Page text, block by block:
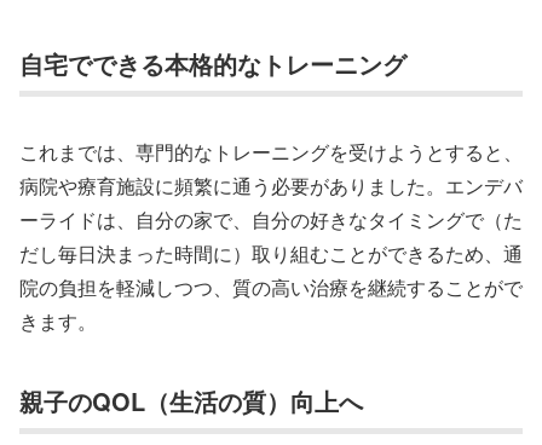
自宅でできる本格的なトレーニング
これまでは、専門的なトレーニングを受けようとすると、
病院や療育施設に頻繁に通う必要がありました。エンデバ
ーライドは、自分の家で、自分の好きなタイミングで（た
だし毎日決まった時間に）取り組むことができるため、通
院の負担を軽減しつつ、質の高い治療を継続することがで
きます。
親子のQOL（生活の質）向上へ